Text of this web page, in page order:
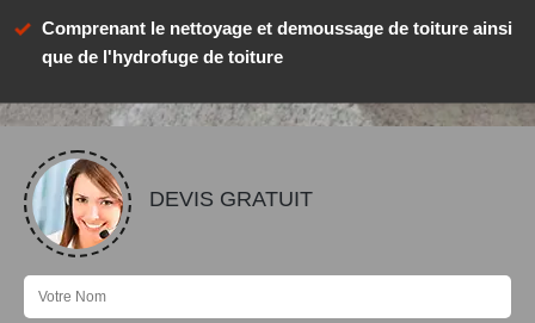
Comprenant le nettoyage et demoussage de toiture ainsi
que de l'hydrofuge de toiture
DEVIS GRATUIT